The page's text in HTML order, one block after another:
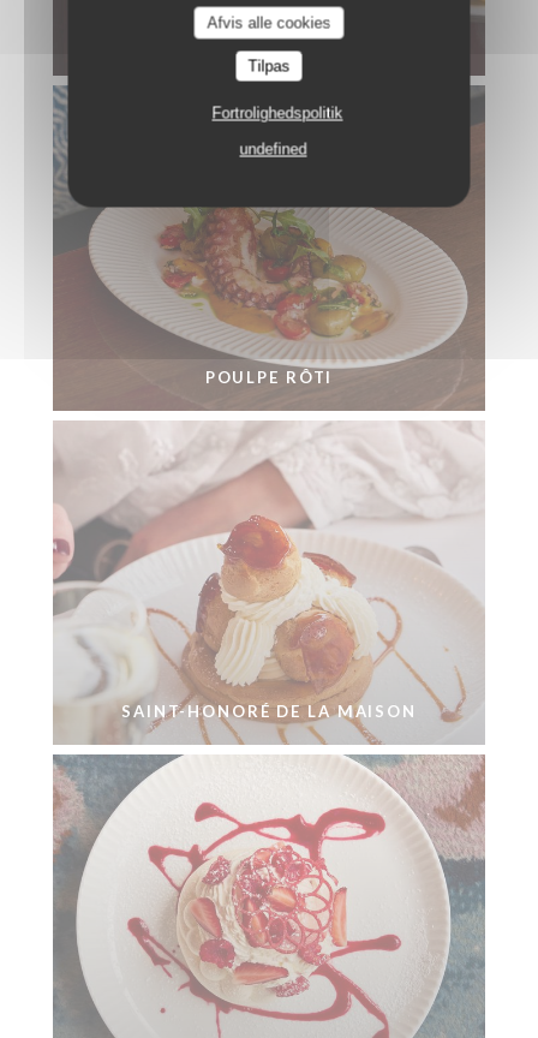
Afvis alle cookies
Tilpas
Fortrolighedspolitik
undefined
BAR SAUVAGE RÔTI EN CROÛTE DE SEL
POULPE RÔTI
SAINT-HONORÉ DE LA MAISON